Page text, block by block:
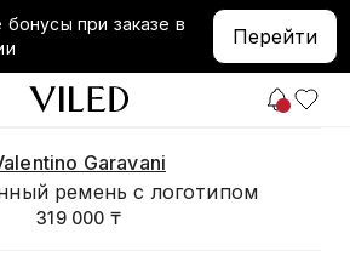
бонусы при заказе в
Перейти
Garavani
ремень с логотипом
319 000 ₸